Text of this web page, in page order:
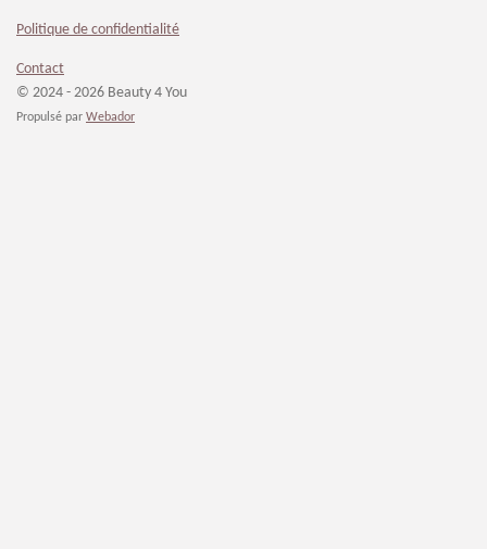
Politique de confidentialité
Contact
© 2024 - 2026 Beauty 4 You
Propulsé par Webador